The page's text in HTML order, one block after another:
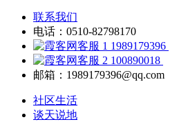
联系我们
电话：0510-82798170
1989179396
100890018
邮箱：1989179396@qq.com
社区生活
谈天说地